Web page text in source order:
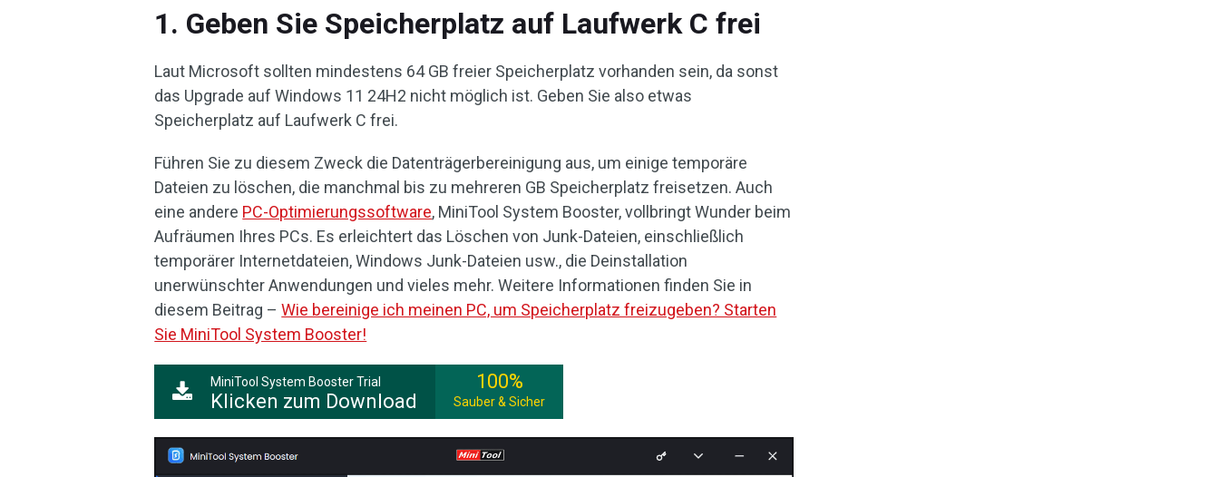
1. Geben Sie Speicherplatz auf Laufwerk C frei
Laut Microsoft sollten mindestens 64 GB freier Speicherplatz vorhanden sein, da sonst
das Upgrade auf Windows 11 24H2 nicht möglich ist. Geben Sie also etwas
Speicherplatz auf Laufwerk C frei.
Führen Sie zu diesem Zweck die Datenträgerbereinigung aus, um einige temporäre
Dateien zu löschen, die manchmal bis zu mehreren GB Speicherplatz freisetzen. Auch
eine andere PC-Optimierungssoftware, MiniTool System Booster, vollbringt Wunder beim
Aufräumen Ihres PCs. Es erleichtert das Löschen von Junk-Dateien, einschließlich
temporärer Internetdateien, Windows Junk-Dateien usw., die Deinstallation
unerwünschter Anwendungen und vieles mehr. Weitere Informationen finden Sie in
diesem Beitrag –Wie bereinige ich meinen PC, um Speicherplatz freizugeben? Starten
Sie MiniTool System Booster!
MiniTool System Booster Trial
Klicken zum Download
100%
Sauber & Sicher